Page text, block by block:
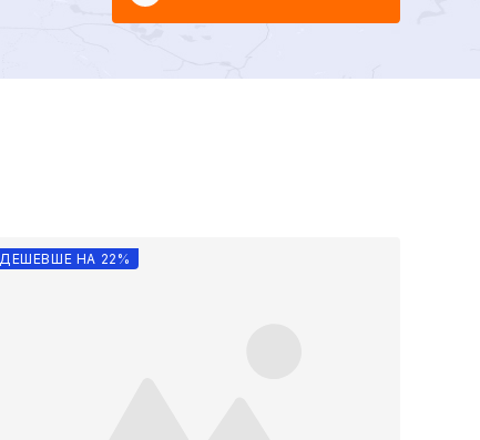
ДЕШЕВШЕ НА 22%